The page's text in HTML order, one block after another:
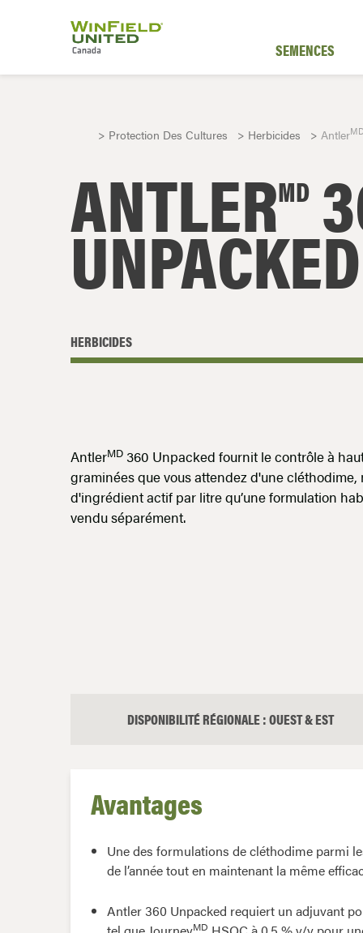
SEMENCES
Protection Des Cultures Herbicides Antler
ANTLERMD
UNPACKED
HERBICIDES
AntlerMD 360 Unpacked fournit le contrôle à
graminées que vous attendez d'une cléthodime,
d'ingrédient actif par litre qu’une formulation
vendu séparément.
DISPONIBILITÉ RÉGIONALE : OUEST & EST
Avantages
Une des formulations de cléthodime parmi
de l’année tout en maintenant la même
Antler 360 Unpacked requiert un adjuvant
MD